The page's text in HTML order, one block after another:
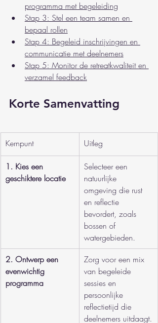
programma met begeleiding
Stap 3: Stel een team samen en
bepaal rollen
Stap 4: Begeleid inschrijvingen en
communicatie met deelnemers
Stap 5: Monitor de retreatkwaliteit en
verzamel feedback
Korte Samenvatting
Kernpunt Uitleg
1. Kies een
geschiktere locatie
Selecteer een
natuurlijke
omgeving die rust
en reflectie
bevordert, zoals
bossen of
watergebieden.
2. Ontwerp een
evenwichtig
programma
Zorg voor een mix
van begeleide
sessies en
persoonlijke
reflectietijd die
deelnemers uitdaagt.